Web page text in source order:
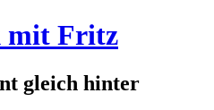
mit Fritz
gleich hinter